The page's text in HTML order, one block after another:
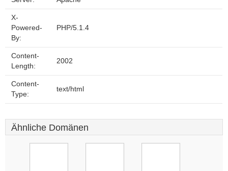
X-
Powered-
By:
PHP/5.1.4
Content-
Length:
2002
Content-
Type:
text/html
Ähnliche Domänen